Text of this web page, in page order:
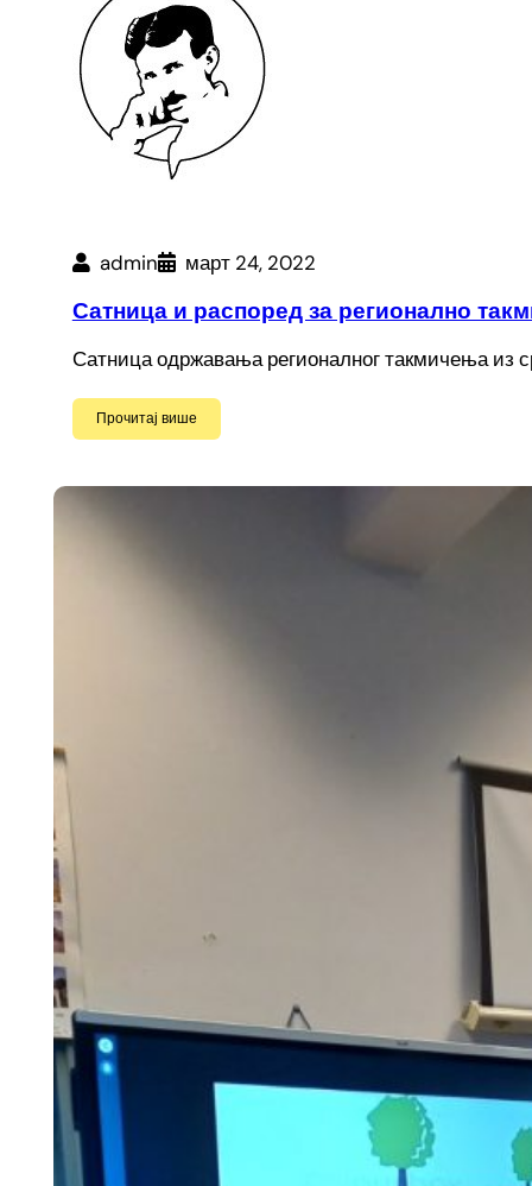
admin март 24, 2022
Сатница и распоред за регионално
Сатница одржавања регионалног такмичења из
Прочитај више